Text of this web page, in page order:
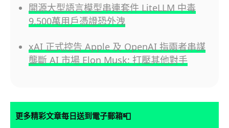
開源大型語言模型串連套件 LiteLLM 中毒
9,500萬用戶憑證恐外洩
xAI 正式控告 Apple 及 OpenAI 指兩者串謀
壟斷 AI 市場 Elon Musk: 打壓其他對手
更多精彩文章每日送到電子郵箱📮